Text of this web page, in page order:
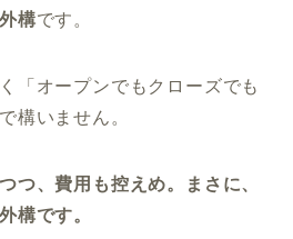
構です。
「オープンでもクローズでも
構いません。
つ、費用も控えめ。まさに、
構です。